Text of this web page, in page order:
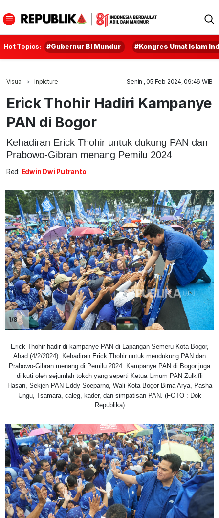
Hot Topics: #Gubernur BI Mundur #Kongres Umat Islam
Visual Inpicture Senin , 05 Feb 2024, 09:46 WIB
Erick Thohir Hadiri Kampanye
PAN di Bogor
Kehadiran Erick Thohir untuk dukung PAN dan
Prabowo-Gibran menang Pemilu 2024
Red: Edwin Dwi Putranto
1/8
Erick Thohir hadir di kampanye PAN di Lapangan Semeru Kota Bogor,
Ahad (4/2/2024). Kehadiran Erick Thohir untuk mendukung PAN dan
Prabowo-Gibran menang di Pemilu 2024. Kampanye PAN di Bogor juga
diikuti oleh sejumlah tokoh yang seperti Ketua Umum PAN Zulkifli
Hasan, Sekjen PAN Eddy Soeparno, Wali Kota Bogor Bima Arya, Pasha
Ungu, Tsamara, caleg, kader, dan simpatisan PAN. (FOTO : Dok
Republika)